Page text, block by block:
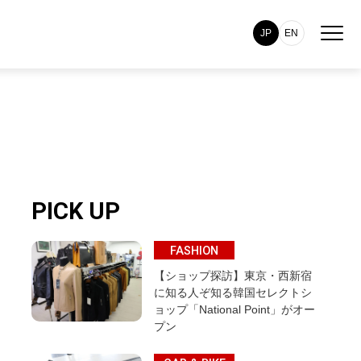
JP EN
PICK UP
FASHION
【ショップ探訪】東京・西新宿
に知る人ぞ知る韓国セレクトシ
ョップ「National Point」がオー
プン